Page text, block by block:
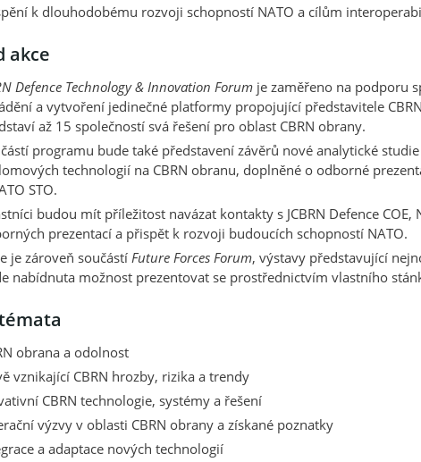
k dlouhodobému rozvoji schopností NATO a cílům
akce
Defence Technology & Innovation Forum je zaměřeno na podporu
a vytvoření jedinečné platformy propojující představitele
až 15 společností svá řešení pro oblast CBRN obrany.
programu bude také představení závěrů nové analytické
technologií na CBRN obranu, doplněné o odborné
STO.
budou mít příležitost navázat kontakty s JCBRN Defence
prezentací a přispět k rozvoji budoucích schopností NATO.
je zároveň součástí Future Forces Forum, výstavy představující
nabídnuta možnost prezentovat se prostřednictvím vlastního
obrana a odolnost
vznikající CBRN hrozby, rizika a trendy
CBRN technologie, systémy a řešení
výzvy v oblasti CBRN obrany a získané poznatky
a adaptace nových technologií